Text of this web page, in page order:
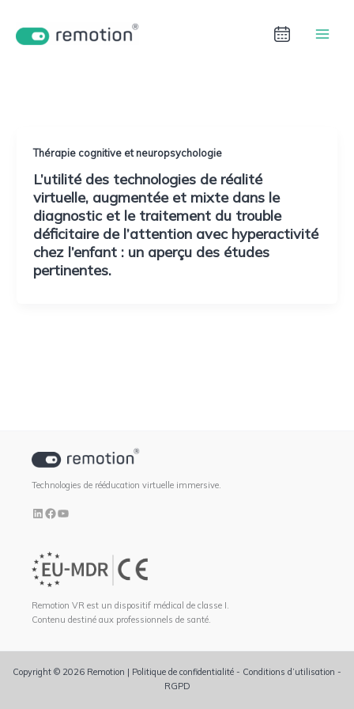
contenuADHD
Thérapie cognitive et neuropsychologie
L’utilité des technologies de réalité
virtuelle, augmentée et mixte dans le
diagnostic et le traitement du trouble
déficitaire de l’attention avec hyperactivité
chez l’enfant : un aperçu des études
pertinentes.
Technologies de rééducation virtuelle immersive.
Remotion VR est un dispositif médical de classe I.
Contenu destiné aux professionnels de santé.
Copyright © 2026 Remotion | Politique de confidentialité - Conditions d’utilisation -
RGPD